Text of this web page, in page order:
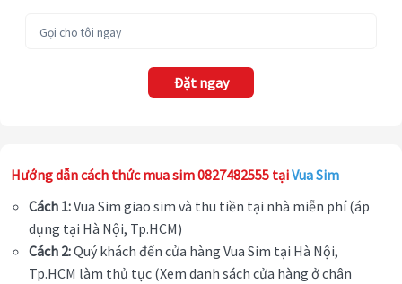
Đặt ngay
Hướng dẫn cách thức mua sim 0827482555 tạiVua Sim
Cách 1:Vua Sim giao sim và thu tiền tại nhà miễn phí (áp
dụng tại Hà Nội, Tp.HCM)
Cách 2:Quý khách đến cửa hàng Vua Sim tại Hà Nội,
Tp.HCM làm thủ tục (Xem danh sách cửa hàng ở chân